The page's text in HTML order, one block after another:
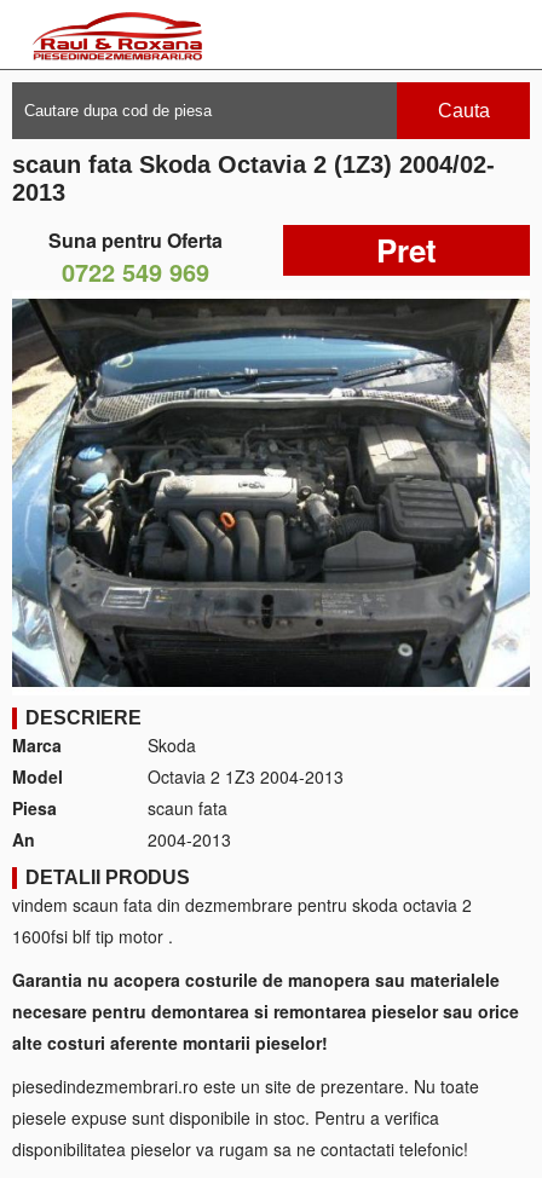
Cauta
scaun fata Skoda Octavia 2 (1Z3) 2004/02-
2013
Suna pentru Oferta
0722 549 969 Pret
DESCRIERE
Marca
Skoda
Model
Octavia 2 1Z3 2004-2013
Piesa
scaun fata
An
2004-2013
DETALII PRODUS
vindem scaun fata din dezmembrare pentru skoda octavia 2
1600fsi blf tip motor .
Garantia nu acopera costurile de manopera sau materialele
necesare pentru demontarea si remontarea pieselor sau orice
alte costuri aferente montarii pieselor!
piesedindezmembrari.ro este un site de prezentare. Nu toate
piesele expuse sunt disponibile in stoc. Pentru a verifica
disponibilitatea pieselor va rugam sa ne contactati telefonic!